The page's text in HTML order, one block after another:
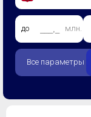
до млн.
Все параметры